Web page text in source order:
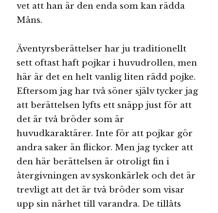
vet att han är den enda som kan rädda
Måns.
Äventyrsberättelser har ju traditionellt
sett oftast haft pojkar i huvudrollen, men
här är det en helt vanlig liten rädd pojke.
Eftersom jag har två söner själv tycker jag
att berättelsen lyfts ett snäpp just för att
det är två bröder som är
huvudkaraktärer. Inte för att pojkar gör
andra saker än flickor. Men jag tycker att
den här berättelsen är otroligt fin i
återgivningen av syskonkärlek och det är
trevligt att det är två bröder som visar
upp sin närhet till varandra. De tillåts